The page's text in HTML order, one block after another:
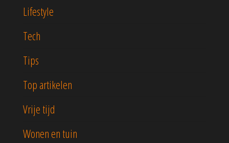
Lifestyle
Tech
Tips
Top artikelen
Vrije tijd
Wonen en tuin